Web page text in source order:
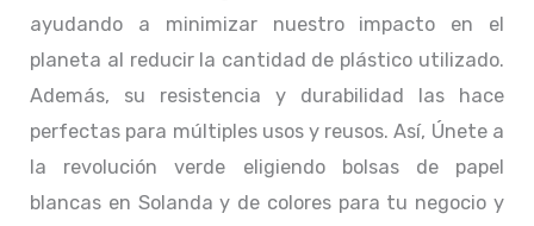
ayudando a minimizar nuestro impacto en el
planeta al reducir la cantidad de plástico utilizado.
Además, su resistencia y durabilidad las hace
perfectas para múltiples usos y reusos. Así, Únete a
la revolución verde eligiendo bolsas de papel
blancas en Solanda y de colores para tu negocio y